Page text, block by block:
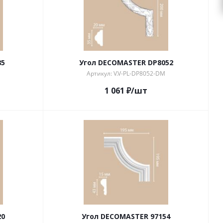
Угол DECOMASTER DP8052
Артикул: V.V-PL-DP8052-DM
1 061 ₽/шт
Угол DECOMASTER 97154